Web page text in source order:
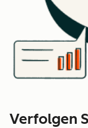
Verfolgen